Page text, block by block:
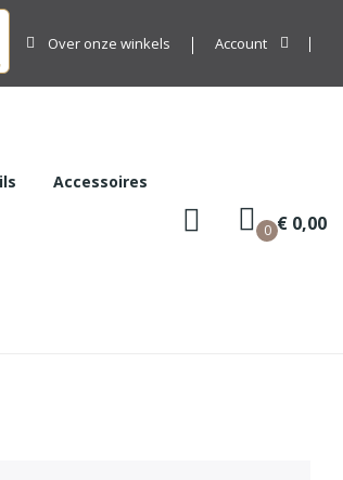
Over onze winkels Account
Accessoires
0 € 0,00